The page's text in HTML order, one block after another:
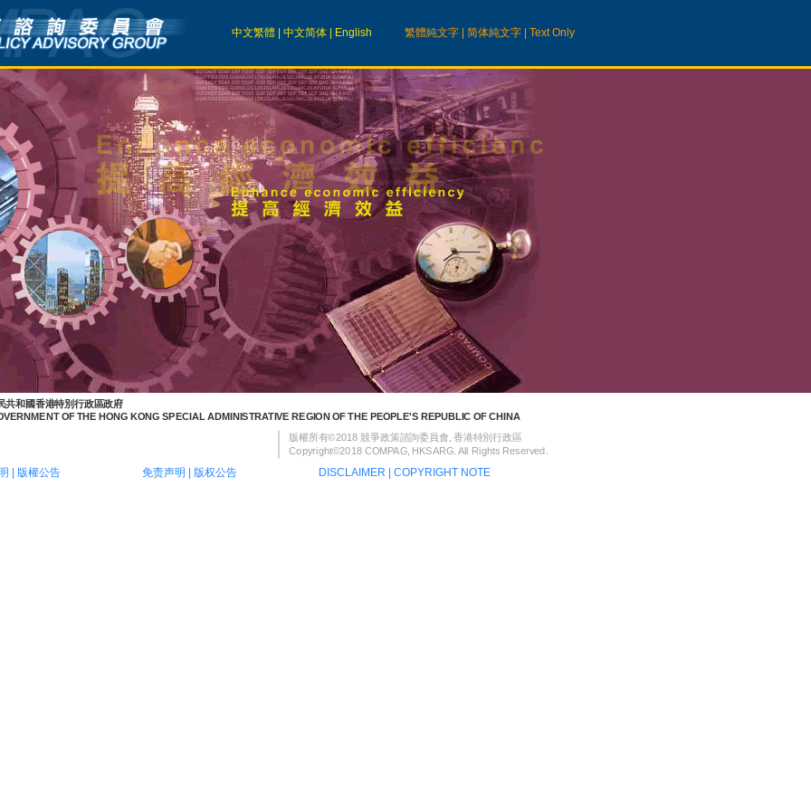
中文繁體 |中文简体 English 繁體純文字 |简体純文字 |Text Only
共和國香港特別行政區政府
OF THE HONG KONG SPECIAL ADMINISTRATIVE REGION OF THE PEOPLE'S REPUBLIC OF CHINA
版權所有©2018 競爭政策諮詢委員會, 香港特別行政區
Copyright©2018 COMPAG, HKSARG. All Rights Reserved.
|版權公告 免责声明 |版权公告 DISCLAIMER |COPYRIGHT NOTE